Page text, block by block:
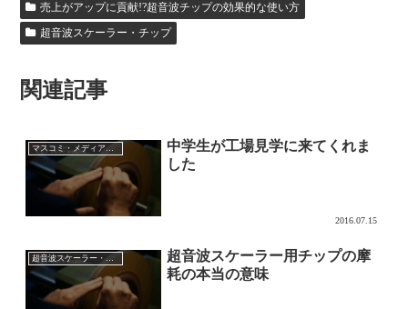
売上がアップに貢献!?超音波チップの効果的な使い方
超音波スケーラー・チップ
関連記事
マスコミ・メディア・講演
中学生が工場見学に来てくれま
した
2016.07.15
超音波スケーラー・チップ
超音波スケーラー用チップの摩
耗の本当の意味